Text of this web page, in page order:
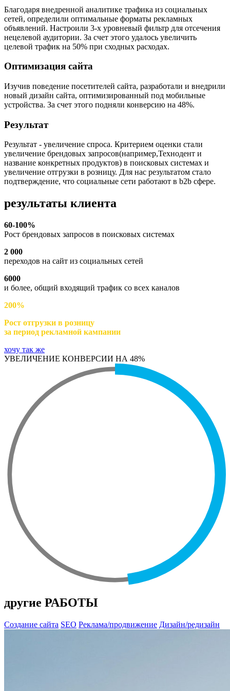
Благодаря внедренной аналитике трафика из социальных
сетей, определили оптимальные форматы рекламных
объявлений. Настроили 3-х уровневый фильтр для отсечения
нецелевой аудитории. За счет этого удалось увеличить
целевой трафик на 50% при сходных расходах.
Оптимизация сайта
Изучив поведение посетителей сайта, разработали и внедрили
новый дизайн сайта, оптимизированный под мобильные
устройства. За счет этого подняли конверсию на 48%.
Результат
Результат - увеличение спроса. Критерием оценки стали
увеличение брендовых запросов(например,Технодент и
название конкретных продуктов) в поисковых системах и
увеличение отгрузки в розницу. Для нас результатом стало
подтверждение, что социальные сети работают в b2b сфере.
результаты клиента
60-100%
Рост брендовых запросов в поисковых системах
2 000
переходов на сайт из социальных сетей
6000
и более, общий входящий трафик со всех каналов
200%
Рост отгрузки в розницу
за период рекламной кампании
хочу так же
УВЕЛИЧЕНИЕ КОНВЕРСИИ НА 48%
другие РАБОТЫ
Создание сайта SEO Реклама/продвижение Дизайн/редизайн